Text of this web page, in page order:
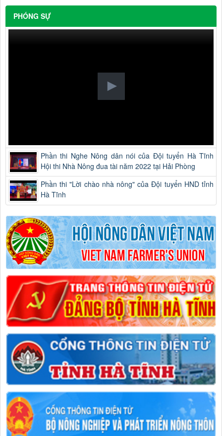
PHÓNG SỰ
Phần thi Nghe Nông dân nói của Đội tuyển Hà Tĩnh
Hội thi Nhà Nông đua tài năm 2022 tại Hải Phòng
Phần thi "Lời chào nhà nông" của Đội tuyển HND tỉnh
Hà Tĩnh